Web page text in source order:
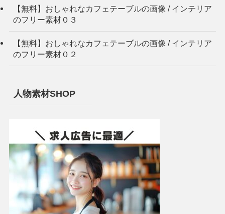
【無料】おしゃれなカフェテーブルの画像 / インテリア
のフリー素材０３
【無料】おしゃれなカフェテーブルの画像 / インテリア
のフリー素材０２
人物素材SHOP